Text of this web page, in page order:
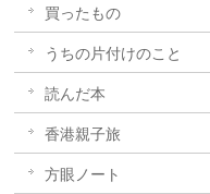
買ったもの
うちの片付けのこと
読んだ本
香港親子旅
方眼ノート